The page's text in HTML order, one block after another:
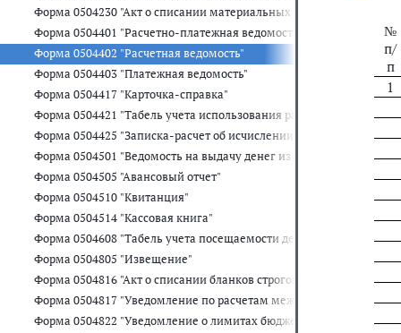
Форма 0504230 "Акт о списании материальных запасов"
Форма 0504401 "Расчетно-платежная ведомость"
Форма 0504402 "Расчетная ведомость"
Форма 0504403 "Платежная ведомость"
Форма 0504417 "Карточка-справка"
Форма 0504421 "Табель учета использования рабочего времени"
Форма 0504425 "Записка-расчет об исчислении среднего
Форма 0504501 "Ведомость на выдачу денег из кассы
Форма 0504505 "Авансовый отчет"
Форма 0504510 "Квитанция"
Форма 0504514 "Кассовая книга"
Форма 0504608 "Табель учета посещаемости детей"
Форма 0504805 "Извещение"
Форма 0504816 "Акт о списании бланков строгой отчетности"
Форма 0504817 "Уведомление по расчетам между бюджетами"
Форма 0504822 "Уведомление о лимитах бюджетных
№
п/
п
1